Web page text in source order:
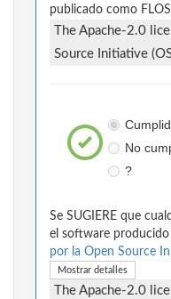
publicado como
The Apache-2.0
Source Initiative
No
?
Se SUGIERE que
el software
por la Open Source
Mostrar detalles
The Apache-2.0